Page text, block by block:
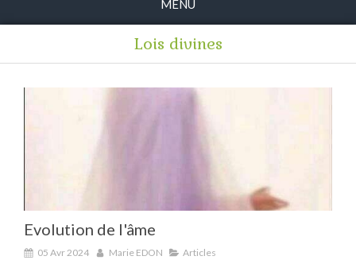
MENU
Lois divines
Evolution de l'âme
05 Avr 2024 Marie EDON Articles